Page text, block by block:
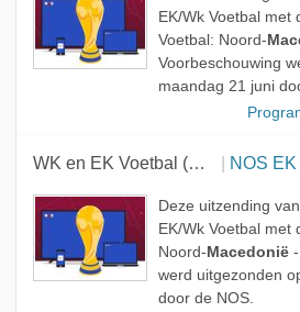
EK/Wk Voetbal met
Voetbal: Noord-
Voorbeschouwing
maandag 21 juni
WK en EK Voetbal (NOS) NOS EK Voetbal Noord-
Deze uitzending
EK/Wk Voetbal met
Noord-Macedonië-
werd uitgezonden
door de NOS.